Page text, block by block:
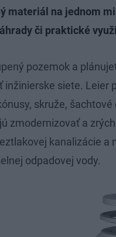
materiál na jednom
či praktické
pozemok a
inžinierske siete. Leier
skruže,
zmodernizovať a
kanalizácie a
odpadovej vody.